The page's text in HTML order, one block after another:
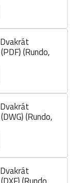
(Rundo,
(Rundo,